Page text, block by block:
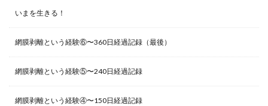
いまを生きる！
網膜剥離という経験⑥〜360日経過記録（最後）
網膜剥離という経験⑤〜240日経過記録
網膜剥離という経験④〜150日経過記録